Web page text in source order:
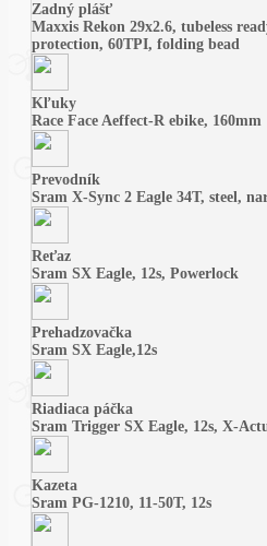
Zadný plášť
Maxxis Rekon 29x2.6, tubeless
protection, 60TPI, folding bead
Kľuky
Race Face Aeffect-R ebike, 160mm
Prevodník
Sram X-Sync 2 Eagle 34T, steel,
Reťaz
Sram SX Eagle, 12s, Powerlock
Prehadzovačka
Sram SX Eagle,12s
Riadiaca páčka
Sram Trigger SX Eagle, 12s, X-
Kazeta
Sram PG-1210, 11-50T, 12s